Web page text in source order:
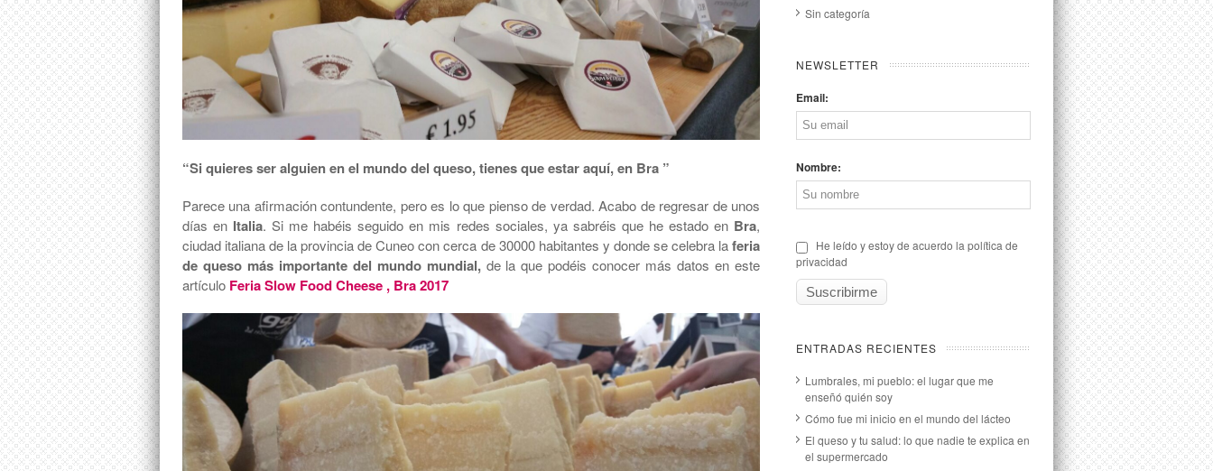
“Si quieres ser alguien en el mundo del queso, tienes que estar aquí, en Bra ”
Parece una afirmación contundente, pero es lo que pienso de verdad. Acabo de regresar de unos
días en Italia. Si me habéis seguido en mis redes sociales, ya sabréis que he estado en Bra,
ciudad italiana de la provincia de Cuneo con cerca de 30000 habitantes y donde se celebra laferia
de queso más importante del mundo mundial,de la que podéis conocer más datos en este
artículo Feria Slow Food Cheese , Bra 2017
Sin categoría
NEWSLETTER
Email:
Nombre:
He leído y estoy de acuerdo la política de
privacidad
ENTRADAS RECIENTES
Lumbrales, mi pueblo: el lugar que me
enseñó quién soy
Cómo fue mi inicio en el mundo del lácteo
El queso y tu salud: lo que nadie te explica en
el supermercado